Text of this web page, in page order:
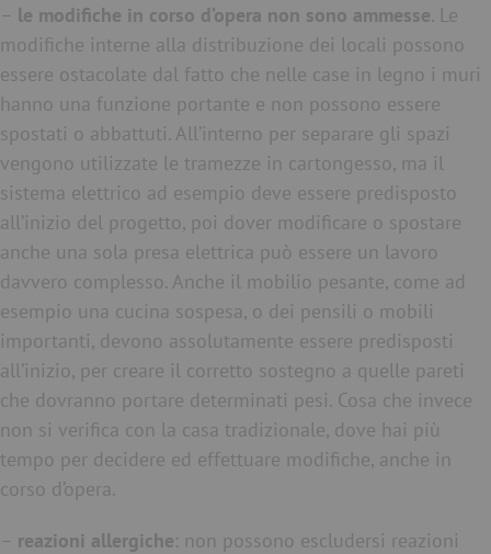
– le modifiche in corso d’opera non sono ammesse. Le
modifiche interne alla distribuzione dei locali possono
essere ostacolate dal fatto che nelle case in legno i muri
hanno una funzione portante e non possono essere
spostati o abbattuti. All’interno per separare gli spazi
vengono utilizzate le tramezze in cartongesso, ma il
sistema elettrico ad esempio deve essere predisposto
all’inizio del progetto, poi dover modificare o spostare
anche una sola presa elettrica può essere un lavoro
davvero complesso. Anche il mobilio pesante, come ad
esempio una cucina sospesa, o dei pensili o mobili
importanti, devono assolutamente essere predisposti
all’inizio, per creare il corretto sostegno a quelle pareti
che dovranno portare determinati pesi. Cosa che invece
non si verifica con la casa tradizionale, dove hai più
tempo per decidere ed effettuare modifiche, anche in
corso d’opera.
– reazioni allergiche: non possono escludersi reazioni